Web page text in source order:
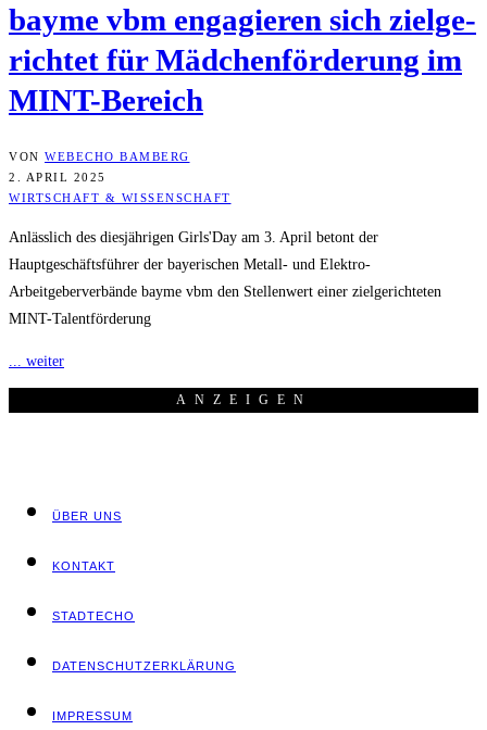
bay­me vbm enga­gie­ren sich ziel­ge­
rich­tet für Mäd­chen­för­de­rung im
MINT-Bereich
VON WEBECHO BAMBERG
2. APRIL 2025
WIRTSCHAFT & WISSENSCHAFT
Anlässlich des diesjährigen Girls'Day am 3. April betont der
Hauptgeschäftsführer der bayerischen Metall- und Elektro-
Arbeitgeberverbände bayme vbm den Stellenwert einer zielgerichteten
MINT-Talentförderung
... weiter
ANZEI­GEN
ÜBER UNS
KON­TAKT
STADT­ECHO
DATEN­SCHUTZ­ER­KLÄ­RUNG
IMPRES­SUM